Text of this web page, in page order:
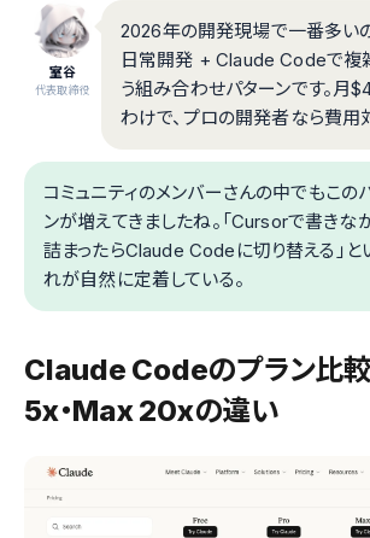
室谷
代表取締役
2026年の開発現場で一番多い
日常開発 + Claude Codeで複
う組み合わせパターンです。月
わけで、プロの開発者なら費用
コミュニティのメンバーさんの中でもこの
ンが増えてきましたね。「Cursorで書きなが
詰まったらClaude Codeに切り替える」と
れが自然に定着している。
Claude Codeのプラン比較
5x・Max 20xの違い